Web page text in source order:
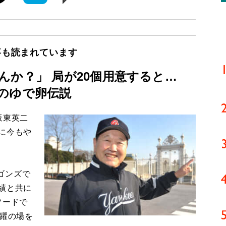
読まれています
か？」 局が20個用意すると…
ゆで卵伝説
英二
今もや
ンズで
と共に
ードで
の場を